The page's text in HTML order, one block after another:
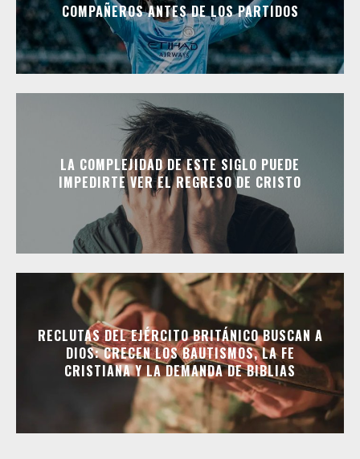
COMPAÑEROS ANTES DE LOS PARTIDOS
LA COMPLEJIDAD DE ESTE SIGLO PUEDE
IMPEDIRTE VER EL REGRESO DE CRISTO
RECLUTAS DEL EJÉRCITO BRITÁNICO BUSCAN A
DIOS: CRECEN LOS BAUTISMOS, LA FE
CRISTIANA Y LA DEMANDA DE BIBLIAS